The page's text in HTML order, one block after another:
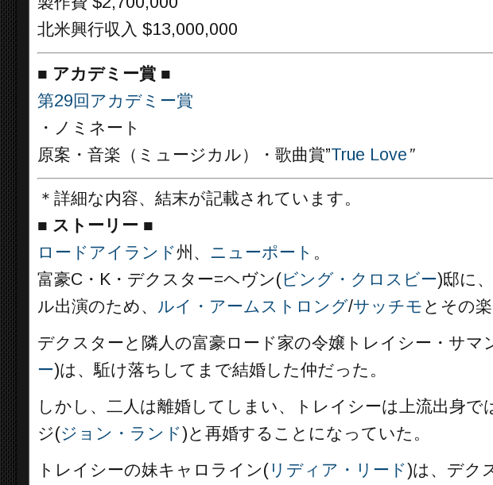
北米興行収入 $13,000,000
■ アカデミー賞 ■
第29回アカデミー賞
・ノミネート
原案・音楽（ミュージカル）・歌曲賞”True Love”
＊詳細な内容、結末が記載されています。
■ ストーリー ■
ロードアイランド州、 ニューポート 。
富豪C・K・デクスター=ヘヴン(ビング・クロスビー)邸に
ル出演のため、 ルイ・アームストロング/サッチモ とその
デクスターと隣人の富豪ロード家の令嬢トレイシー・サマ
ー)は、駈け落ちしてまで結婚した仲だった。
しかし、二人は離婚してしまい、トレイシーは上流出身で
ジ(ジョン・ランド)と再婚することになっていた。
トレイシーの妹キャロライン( リディア・リード)は、デク